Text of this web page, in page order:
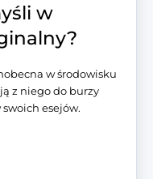
w
w środowisku
z niego do burzy
esejów.